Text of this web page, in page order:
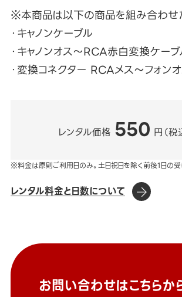
※本商品は以下の商品を組み合わせ
・キャノンケーブル
・キャノンオス～RCA赤白変換ケー
・変換コネクター RCAメス～フォン
レンタル価格 550 円（税
※料金は原則ご利用日のみ。土日祝日を除く前後1日の受
レンタル料金と日数について
お問い合わせはこちらか